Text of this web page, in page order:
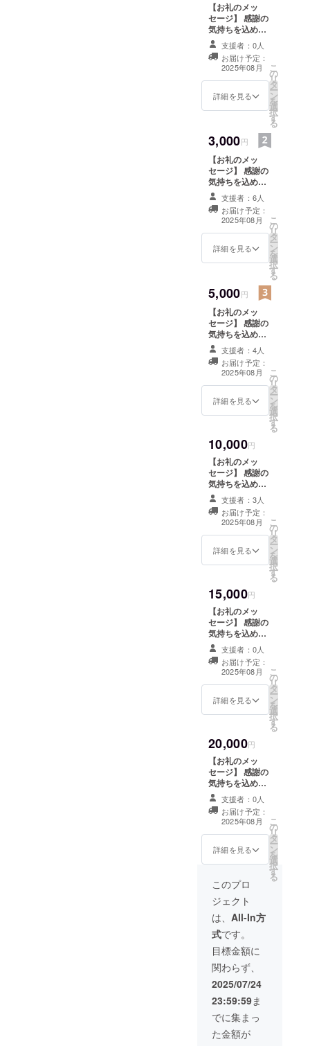
【お礼のメッ
セージ】 感謝の
気持ちを込め
て、お礼のメッ
セージをお送り
します。 このリ
ターンは1000円
のリターンと同
じ内容になりま
のでご理解よろ
しくお願いしま
す。
支援者：0人
お届け予定：
2025年08月
詳細を見る
こ
の
リ
タ
ー
ン
を
選
択
す
る
3,000円
【お礼のメッ
セージ】 感謝の
気持ちを込め
て、お礼のメッ
セージをお送り
します。 このリ
ターンは1000円
のリターンと同
じ内容になりま
のでご理解よろ
しくお願いしま
す。
支援者：6人
お届け予定：
2025年08月
詳細を見る
こ
の
リ
タ
ー
ン
を
選
択
す
る
5,000円
【お礼のメッ
セージ】 感謝の
気持ちを込め
て、お礼のメッ
セージをお送り
します。 このリ
ターンは1000円
のリターンと同
じ内容になりま
のでご理解よろ
しくお願いしま
す。
支援者：4人
お届け予定：
2025年08月
詳細を見る
こ
の
リ
タ
ー
ン
を
選
択
す
る
10,000円
【お礼のメッ
セージ】 感謝の
気持ちを込め
て、お礼のメッ
セージをお送り
します。 このリ
ターンは1000円
のリターンと同
じ内容になりま
のでご理解よろ
しくお願いしま
す。
支援者：3人
お届け予定：
2025年08月
詳細を見る
こ
の
リ
タ
ー
ン
を
選
択
す
る
15,000円
【お礼のメッ
セージ】 感謝の
気持ちを込め
て、お礼のメッ
セージをお送り
します。 このリ
ターンは1000円
のリターンと同
じ内容になりま
のでご理解よろ
しくお願いしま
す。
支援者：0人
お届け予定：
2025年08月
詳細を見る
こ
の
リ
タ
ー
ン
を
選
択
す
る
20,000円
【お礼のメッ
セージ】 感謝の
気持ちを込め
て、お礼のメッ
セージをお送り
します。 このリ
ターンは1000円
のリターンと同
じ内容になりま
ているだけです
しくお願いしま
す。
支援者：0人
お届け予定：
2025年08月
詳細を見る
こ
の
リ
タ
ー
ン
を
選
択
す
る
このプロ
ジェクト
は、 All-In方
式です。
目標金額に
関わらず、
2025/07/24
23:59:59ま
でに集まっ
た金額が